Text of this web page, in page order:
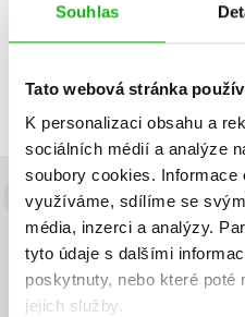
Souhlas
Tato webová stránka
K personalizaci obsahu a
sociálních médií a analýze
soubory cookies. Informace
využíváme, sdílíme se
média, inzerci a analýzy.
tyto údaje s dalšími
poskytnuty, nebo které poté
jejich služby.
Předchozí
Budete to vědět jako
Zajímá Vás, jaký knižní hit právě
sleva, jaká běží soutěž o ceny?
mailových novinek